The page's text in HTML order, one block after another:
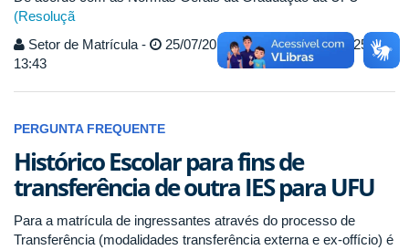
(Resoluçã
Setor de Matrícula -
25/07/2017 - 11:44 -
25/02/2025 -
13:43
PERGUNTA FREQUENTE
Histórico Escolar para fins de
transferência de outra IES para UFU
Para a matrícula de ingressantes através do processo de
Transferência (modalidades transferência externa e ex-offício) é